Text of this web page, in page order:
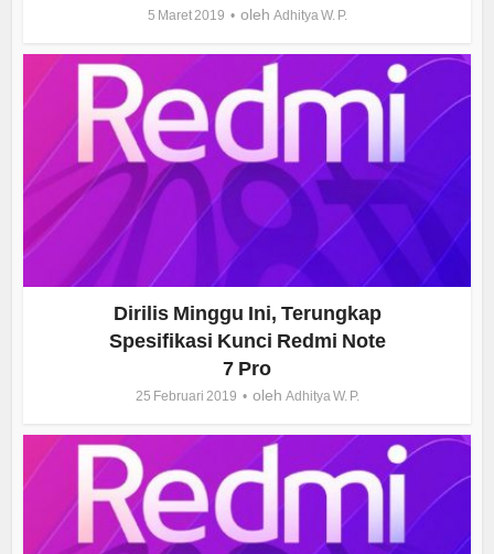
5 Maret 2019 oleh Adhitya W. P.
Dirilis Minggu Ini, Terungkap
Spesifikasi Kunci Redmi Note
7 Pro
25 Februari 2019 oleh Adhitya W. P.